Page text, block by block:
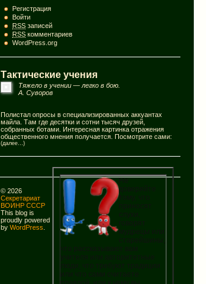
Регистрация
Войти
RSS записей
RSS комментариев
WordPress.org
Тактические учения
Тяжело в учении — легко в бою.
А. Суворов
Полистал опросы в специализированных аккуантах
майла. Там где десятки и сотни тысяч друзей,
собранных ботами. Интересная картинка отражения
общественного мнения получается. Посмотрите сами:
(далее…)
Не
© 2026
Секретариат
ВОИНР СССР
This blog is
proudly powered
by WordPress